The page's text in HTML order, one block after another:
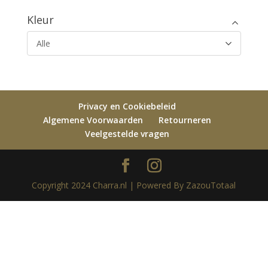
Kleur
Alle
Privacy en Cookiebeleid
Algemene Voorwaarden
Retourneren
Veelgestelde vragen
Copyright 2024 Charra.nl | Powered By ZazouTotaal